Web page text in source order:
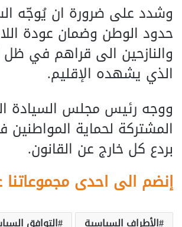
وشدد على ضرورة ان يُوجّه
حدود الوطن وضمان عودة
والنازحين الى قراهم في ظل
الذي يشهده الإقليم.
ووجه رئيس مجلس السيادة
المشتركة لحماية المواطنين
بردع كل خارج عن القانون.
إنضم الى احدى
الأطراف السياسية
التوافق